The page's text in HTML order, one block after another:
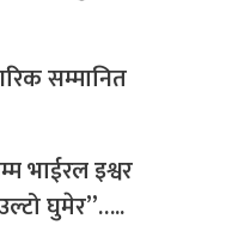
सम्मानित
भाईरल इश्वर
घुमेर”…..